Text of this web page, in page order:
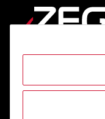
Informationen